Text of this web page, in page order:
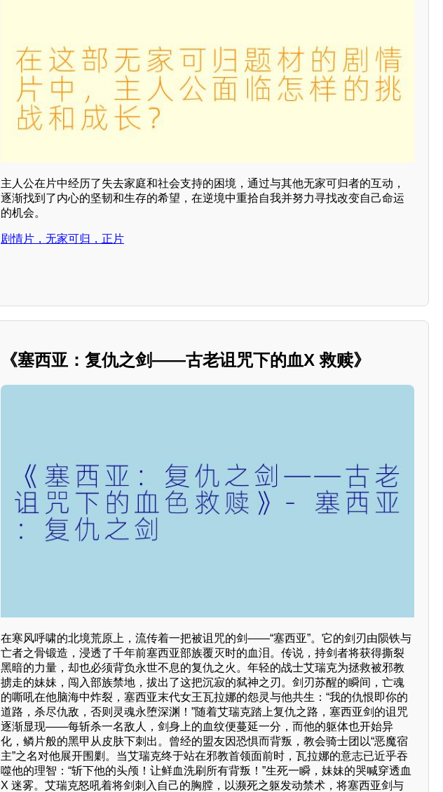
主人公在片中经历了失去家庭和社会支持的困境，通过与其他无家可归者的互动，
逐渐找到了内心的坚韧和生存的希望，在逆境中重拾自我并努力寻找改变自己命运
的机会。
剧情片，无家可归，正片
《塞西亚：复仇之剑——古老诅咒下的血X 救赎》
在寒风呼啸的北境荒原上，流传着一把被诅咒的剑——“塞西亚”。它的剑刃由陨铁与
亡者之骨锻造，浸透了千年前塞西亚部族覆灭时的血泪。传说，持剑者将获得撕裂
黑暗的力量，却也必须背负永世不息的复仇之火。年轻的战士艾瑞克为拯救被邪教
掳走的妹妹，闯入部族禁地，拔出了这把沉寂的弑神之刃。剑刃苏醒的瞬间，亡魂
的嘶吼在他脑海中炸裂，塞西亚末代女王瓦拉娜的怨灵与他共生：“我的仇恨即你的
道路，杀尽仇敌，否则灵魂永堕深渊！”随着艾瑞克踏上复仇之路，塞西亚剑的诅咒
逐渐显现——每斩杀一名敌人，剑身上的血纹便蔓延一分，而他的躯体也开始异
化，鳞片般的黑甲从皮肤下刺出。曾经的盟友因恐惧而背叛，教会骑士团以“恶魔宿
主”之名对他展开围剿。当艾瑞克终于站在邪教首领面前时，瓦拉娜的意志已近乎吞
噬他的理智：“斩下他的头颅！让鲜血洗刷所有背叛！”生死一瞬，妹妹的哭喊穿透血
X 迷雾。艾瑞克怒吼着将剑刺入自己的胸膛，以濒死之躯发动禁术，将塞西亚剑与